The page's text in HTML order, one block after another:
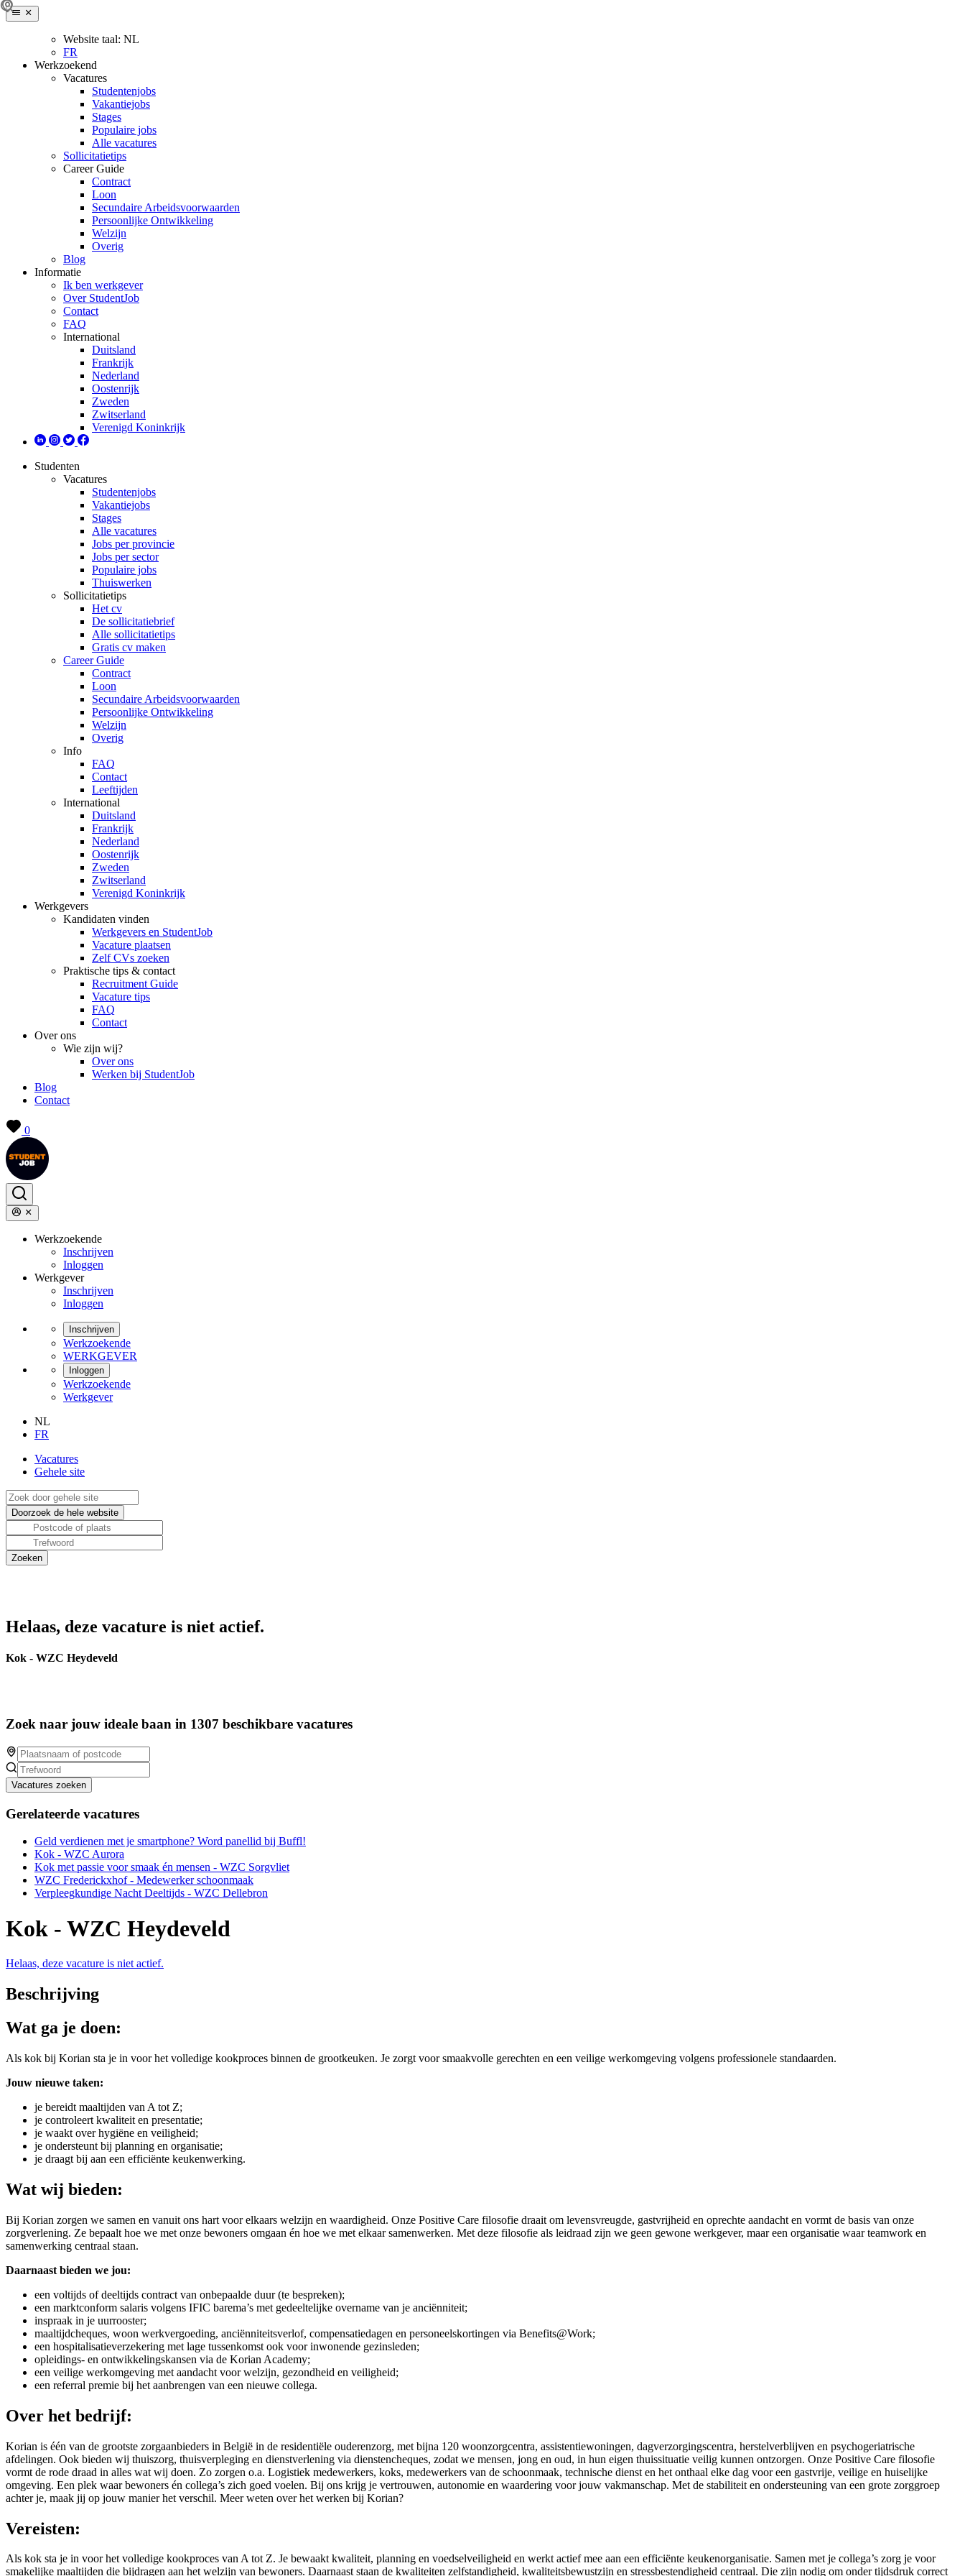
Website taal: NL
FR
Werkzoekend
Vacatures
Studentenjobs
Vakantiejobs
Stages
Populaire jobs
Alle vacatures
Sollicitatietips
Career Guide
Contract
Loon
Secundaire Arbeidsvoorwaarden
Persoonlijke Ontwikkeling
Welzijn
Overig
Blog
Informatie
Ik ben werkgever
Over StudentJob
Contact
FAQ
International
Duitsland
Frankrijk
Nederland
Oostenrijk
Zweden
Zwitserland
Verenigd Koninkrijk
Studenten
Vacatures
Studentenjobs
Vakantiejobs
Stages
Alle vacatures
Jobs per provincie
Jobs per sector
Populaire jobs
Thuiswerken
Sollicitatietips
Het cv
De sollicitatiebrief
Alle sollicitatietips
Gratis cv maken
Career Guide
Contract
Loon
Secundaire Arbeidsvoorwaarden
Persoonlijke Ontwikkeling
Welzijn
Overig
Info
FAQ
Contact
Leeftijden
International
Duitsland
Frankrijk
Nederland
Oostenrijk
Zweden
Zwitserland
Verenigd Koninkrijk
Werkgevers
Kandidaten vinden
Werkgevers en StudentJob
Vacature plaatsen
Zelf CVs zoeken
Praktische tips & contact
Recruitment Guide
Vacature tips
FAQ
Contact
Over ons
Wie zijn wij?
Over ons
Werken bij StudentJob
Blog
Contact
0
Werkzoekende
Inschrijven
Inloggen
Werkgever
Inschrijven
Inloggen
Inschrijven
Werkzoekende
WERKGEVER
Inloggen
Werkzoekende
Werkgever
NL
FR
Vacatures
Gehele site
Helaas, deze vacature is niet actief.
Kok - WZC Heydeveld
Zoek naar jouw ideale baan in 1307 beschikbare vacatures
Vacatures zoeken
Gerelateerde vacatures
Geld verdienen met je smartphone? Word panellid bij Buffl!
Kok - WZC Aurora
Kok met passie voor smaak én mensen - WZC Sorgvliet
WZC Frederickxhof - Medewerker schoonmaak
Verpleegkundige Nacht Deeltijds - WZC Dellebron
Kok - WZC Heydeveld
Helaas, deze vacature is niet actief.
Beschrijving
Wat ga je doen:
Als kok bij Korian sta je in voor het volledige kookproces binnen de grootkeuken. Je zorgt voor smaakvolle gerechten en een veilige werkomgeving volgens professionele standaarden.
Jouw nieuwe taken:
je bereidt maaltijden van A tot Z;
je controleert kwaliteit en presentatie;
je waakt over hygiëne en veiligheid;
je ondersteunt bij planning en organisatie;
je draagt bij aan een efficiënte keukenwerking.
Wat wij bieden:
Bij Korian zorgen we samen en vanuit ons hart voor elkaars welzijn en waardigheid. Onze Positive Care filosofie draait om levensvreugde, gastvrijheid en oprechte aandacht en vormt de basis van onze
zorgverlening. Ze bepaalt hoe we met onze bewoners omgaan én hoe we met elkaar samenwerken. Met deze filosofie als leidraad zijn we geen gewone werkgever, maar een organisatie waar teamwork en
samenwerking centraal staan.
Daarnaast bieden we jou:
een voltijds of deeltijds contract van onbepaalde duur (te bespreken);
een marktconform salaris volgens IFIC barema’s met gedeeltelijke overname van je anciënniteit;
inspraak in je uurrooster;
maaltijdcheques, woon werkvergoeding, anciënniteitsverlof, compensatiedagen en personeelskortingen via Benefits@Work;
een hospitalisatieverzekering met lage tussenkomst ook voor inwonende gezinsleden;
opleidings- en ontwikkelingskansen via de Korian Academy;
een veilige werkomgeving met aandacht voor welzijn, gezondheid en veiligheid;
een referral premie bij het aanbrengen van een nieuwe collega.
Over het bedrijf:
Korian is één van de grootste zorgaanbieders in België in de residentiële ouderenzorg, met bijna 120 woonzorgcentra, assistentiewoningen, dagverzorgingscentra, herstelverblijven en psychogeriatrische
afdelingen. Ook bieden wij thuiszorg, thuisverpleging en dienstverlening via dienstencheques, zodat we mensen, jong en oud, in hun eigen thuissituatie veilig kunnen ontzorgen. Onze Positive Care filosofie
vormt de rode draad in alles wat wij doen. Zo zorgen o.a. Logistiek medewerkers, koks, medewerkers van de schoonmaak, technische dienst en het onthaal elke dag voor een gastvrije, veilige en huiselijke
omgeving. Een plek waar bewoners én collega’s zich goed voelen. Bij ons krijg je vertrouwen, autonomie en waardering voor jouw vakmanschap. Met de stabiliteit en ondersteuning van een grote zorggroep
achter je, maak jij op jouw manier het verschil. Meer weten over het werken bij Korian?
Vereisten:
Als kok sta je in voor het volledige kookproces van A tot Z. Je bewaakt kwaliteit, planning en voedselveiligheid en werkt actief mee aan een efficiënte keukenorganisatie. Samen met je collega’s zorg je voor
smakelijke maaltijden die bijdragen aan het welzijn van bewoners. Daarnaast staan de kwaliteiten zelfstandigheid, kwaliteitsbewustzijn en stressbestendigheid centraal. Die zijn nodig om onder tijdsdruk correct